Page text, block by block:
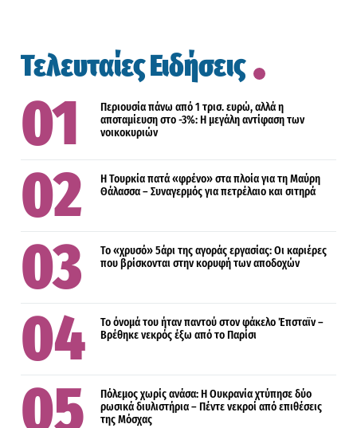
Τελευταίες Ειδήσεις
Περιουσία πάνω από 1 τρισ. ευρώ, αλλά η
αποταμίευση στο -3%: Η μεγάλη αντίφαση των
νοικοκυριών
Η Τουρκία πατά «φρένο» στα πλοία για τη Μαύρη
Θάλασσα – Συναγερμός για πετρέλαιο και σιτηρά
Το «χρυσό» 5άρι της αγοράς εργασίας: Οι καριέρες
που βρίσκονται στην κορυφή των αποδοχών
Το όνομά του ήταν παντού στον φάκελο Έπσταϊν –
Βρέθηκε νεκρός έξω από το Παρίσι
Πόλεμος χωρίς ανάσα: Η Ουκρανία χτύπησε δύο
ρωσικά διυλιστήρια – Πέντε νεκροί από επιθέσεις
της Μόσχας